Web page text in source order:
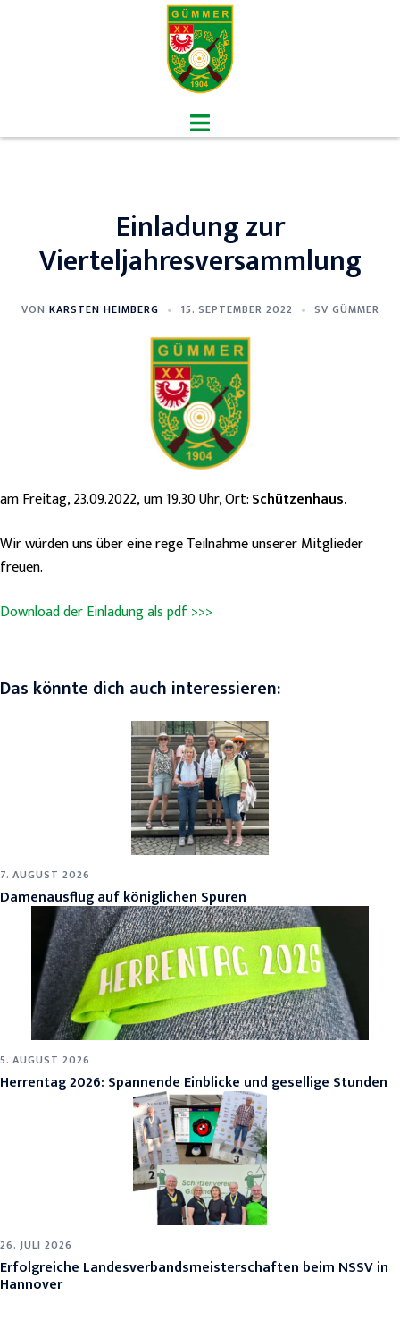
Menü
umschalten
Einladung zur
Vierteljahresversammlung
VON KARSTEN HEIMBERG 15. SEPTEMBER 2022 SV GÜMMER
am Freitag, 23.09.2022, um 19.30 Uhr, Ort:Schützenhaus.
Wir würden uns über eine rege Teilnahme unserer Mitglieder
freuen.
Download der Einladung als pdf >>>
Das könnte dich auch interessieren:
7. AUGUST 2026
Damenausflug auf königlichen Spuren
5. AUGUST 2026
Herrentag 2026: Spannende Einblicke und gesellige Stunden
26. JULI 2026
Erfolgreiche Landesverbandsmeisterschaften beim NSSV in
Hannover